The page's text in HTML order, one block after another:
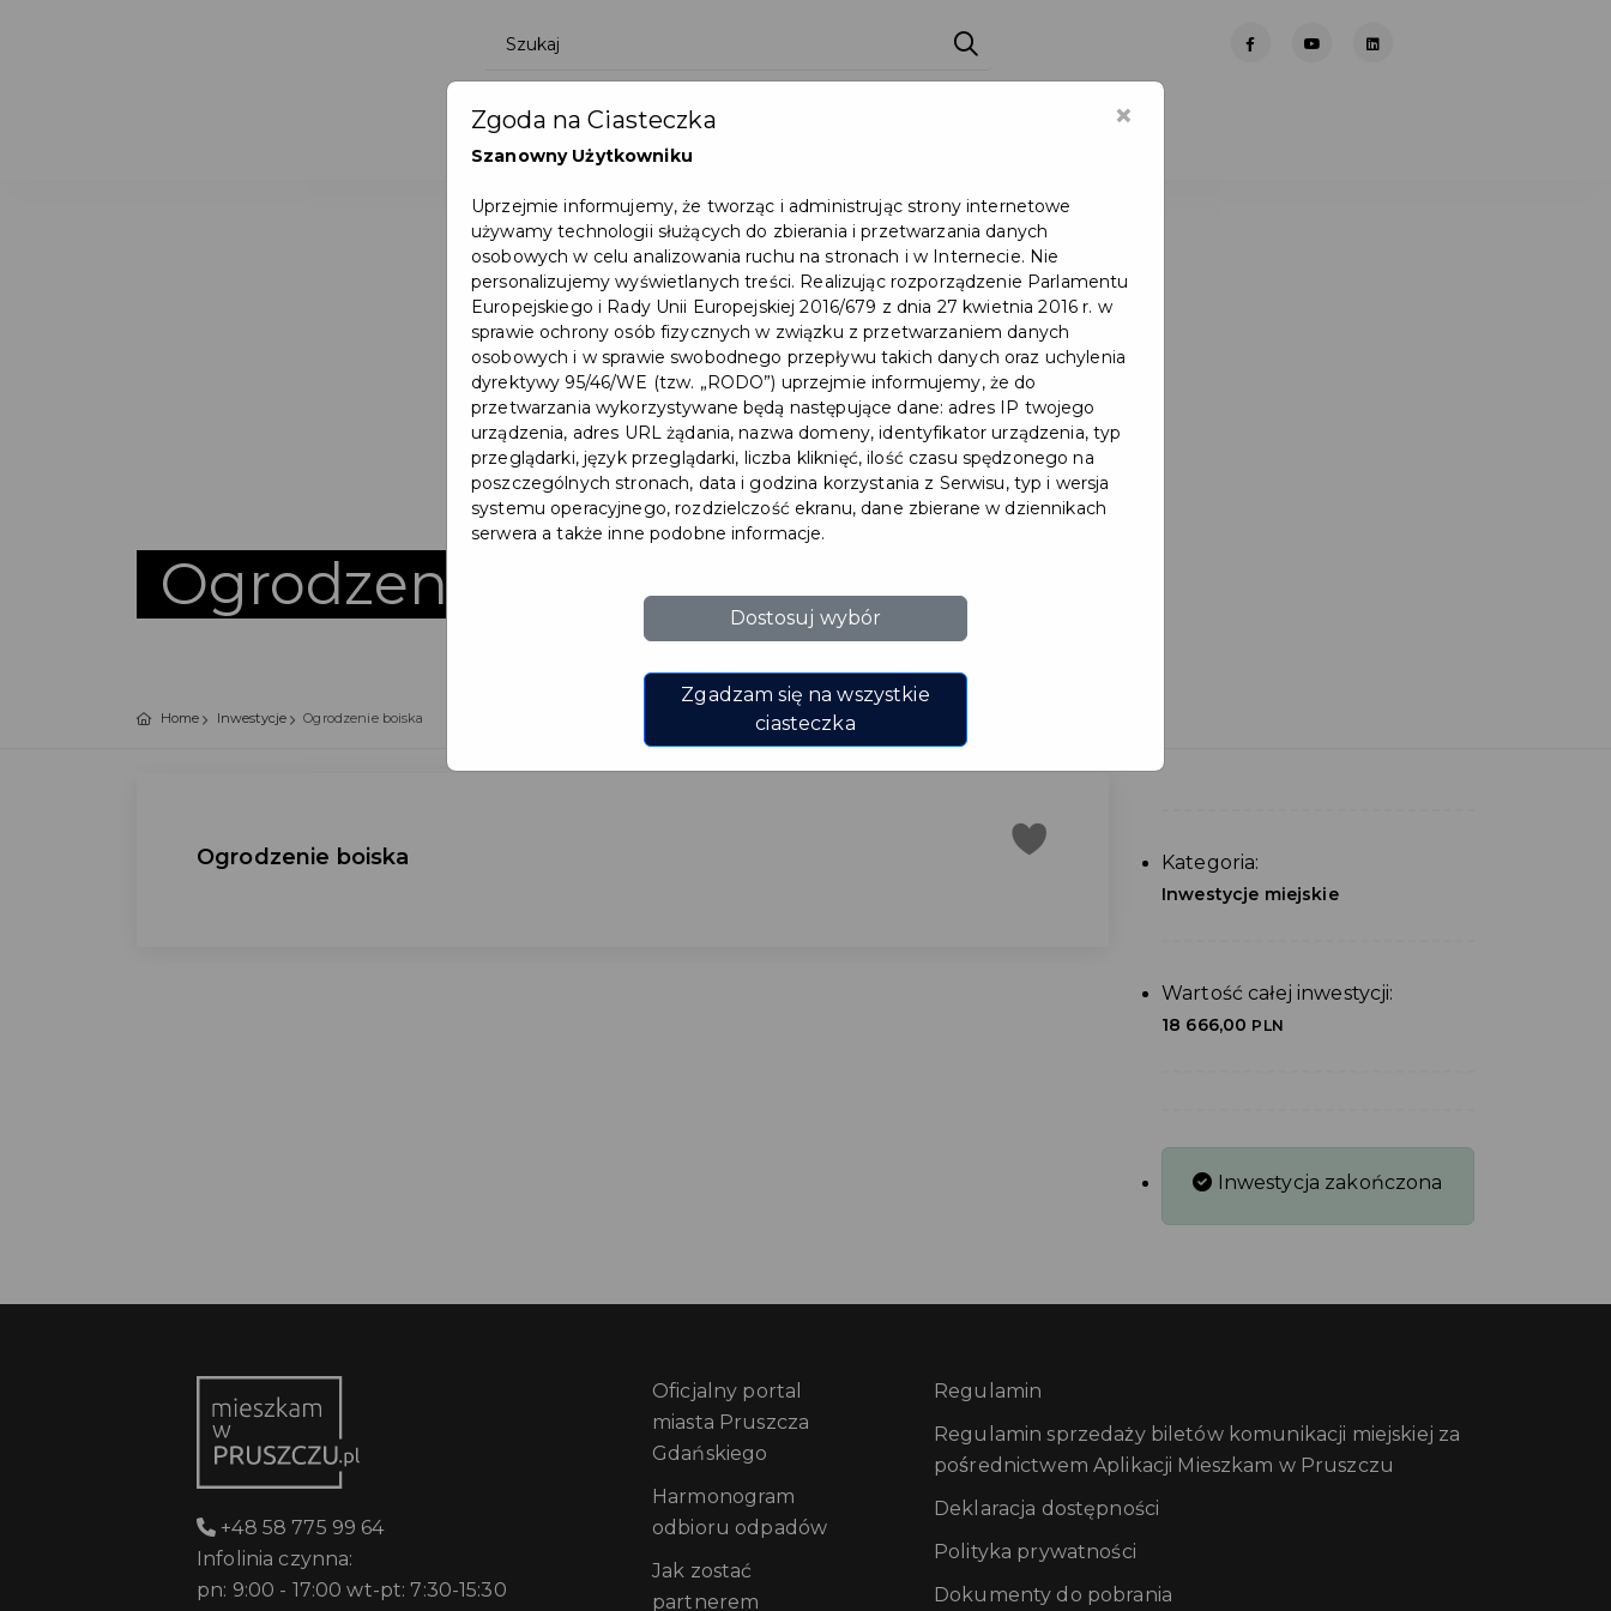
Ogrodzenie boiska
Home Inwestycje Ogrodzenie boiska
Ogrodzenie boiska Kategoria:
Inwestycje miejskie
Wartość całej inwestycji:
18 666,00 PLN
Inwestycja zakończona
+48 58 775 99 64
Infolinia czynna:
pn: 9:00 - 17:00 wt-pt: 7:30-15:30
Oficjalny portal
miasta Pruszcza
Gdańskiego
Harmonogram
odbioru odpadów
Jak zostać
partnerem
Regulamin
Regulamin sprzedaży biletów komunikacji miejskiej za
pośrednictwem Aplikacji Mieszkam w Pruszczu
Deklaracja dostępności
Polityka prywatności
Dokumenty do pobrania
×
Zgoda na Ciasteczka
Szanowny Użytkowniku
Uprzejmie informujemy, że tworząc i administrując strony internetowe
używamy technologii służących do zbierania i przetwarzania danych
osobowych w celu analizowania ruchu na stronach i w Internecie. Nie
personalizujemy wyświetlanych treści. Realizując rozporządzenie Parlamentu
Europejskiego i Rady Unii Europejskiej 2016/679 z dnia 27 kwietnia 2016 r. w
sprawie ochrony osób fizycznych w związku z przetwarzaniem danych
osobowych i w sprawie swobodnego przepływu takich danych oraz uchylenia
dyrektywy 95/46/WE (tzw. „RODO”) uprzejmie informujemy, że do
przetwarzania wykorzystywane będą następujące dane: adres IP twojego
urządzenia, adres URL żądania, nazwa domeny, identyfikator urządzenia, typ
przeglądarki, język przeglądarki, liczba kliknięć, ilość czasu spędzonego na
poszczególnych stronach, data i godzina korzystania z Serwisu, typ i wersja
systemu operacyjnego, rozdzielczość ekranu, dane zbierane w dziennikach
serwera a także inne podobne informacje.
Dostosuj wybór
Zgadzam się na wszystkie
ciasteczka